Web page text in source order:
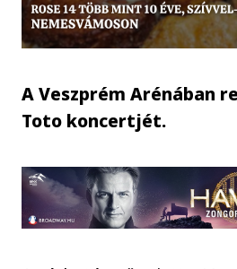
A Veszprém Arénában
Toto koncertjét.